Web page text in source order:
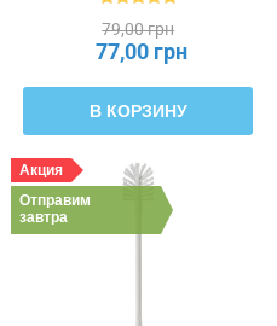
79,00 грн
77,00 грн
В КОРЗИНУ
Акция
Отправим
завтра